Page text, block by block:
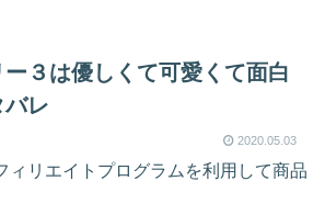
ー３は優しくて可愛くて面白
バレ
2020.05.03
リエイトプログラムを利用して商品